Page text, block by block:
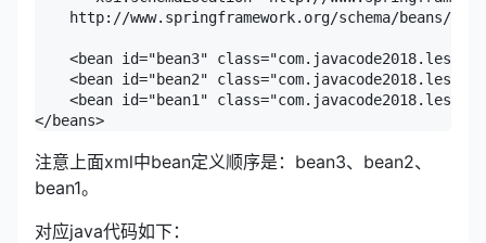
http://www.springframework.org/schema/beans/
<bean id="bean3"
<bean id="bean2"
<bean id="bean1"
注意上面xml中bean定义顺序是：bean3、bean2、
bean1。
对应java代码如下：